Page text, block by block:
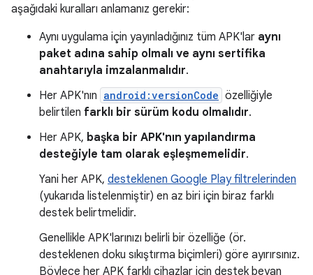
aşağıdaki kuralları anlamanız gerekir:
Aynı uygulama için yayınladığınız tüm APK'lar aynı
paket adına sahip olmalı ve aynı sertifika
anahtarıyla imzalanmalıdır.
Her APK'nın android:versionCode özelliğiyle
belirtilen farklı bir sürüm kodu olmalıdır.
Her APK, başka bir APK'nın yapılandırma
desteğiyle tam olarak eşleşmemelidir.
Yani her APK, desteklenen Google Play filtrelerinden
(yukarıda listelenmiştir) en az biri için biraz farklı
destek belirtmelidir.
Genellikle APK'larınızı belirli bir özelliğe (ör.
desteklenen doku sıkıştırma biçimleri) göre ayırırsınız.
Böylece her APK farklı cihazlar için destek beyan